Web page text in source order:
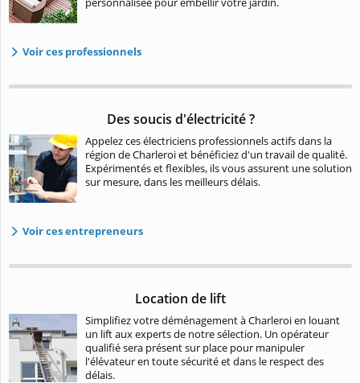
Voir ces professionnels
Des soucis d'électricité ?
Appelez ces électriciens professionnels actifs dans la
région de Charleroi et bénéficiez d'un travail de qualité.
Expérimentés et flexibles, ils vous assurent une solution
sur mesure, dans les meilleurs délais.
Voir ces entrepreneurs
Location de lift
Simplifiez votre déménagement à Charleroi en louant
un lift aux experts de notre sélection. Un opérateur
qualifié sera présent sur place pour manipuler
l'élévateur en toute sécurité et dans le respect des
délais.